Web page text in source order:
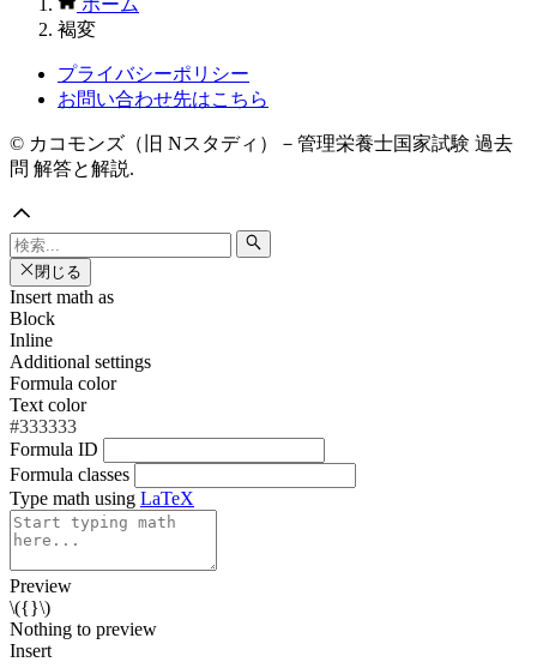
ホーム
褐変
プライバシーポリシー
お問い合わせ先はこちら
© カコモンズ（旧 Nスタディ）－管理栄養士国家試験 過去
問 解答と解説.
閉じる
Insert math as
Block
Inline
Additional settings
Formula color
Text color
#333333
Formula ID
Formula classes
Type math using LaTeX
Preview
\({}\)
Nothing to preview
Insert